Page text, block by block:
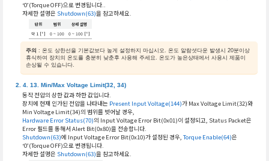
‘0’(Torque OFF)으로 변경됩니다..
자세한 설명은 Shutdown(63)을 참고하세요.
단위 범위
상세 설명
약 1 [°]
0 ~ 100 0 ~ 100 [°]
주의 : 온도 상한선을 기본값보다 높게 설정하지 마십시오. 온도 알람셧다운 발생시 20분이상
휴식하여 장치의 온도를 충분히 낮춘후 사용해 주세요. 온도가 높은상태에서 사용시 제품이
손상될 수 있습니다.
Min/Max Voltage Limit(32, 34)
동작 전압의 상한 값과 하한 값입니다.
장치에 현재 인가된 전압을 나타내는 Present Input Voltage(144)가 Max Voltage Limit(32)와
Min Voltage Limit(34)의 범위를 벗어날 경우,
Hardware Error Status(70)의 Input Voltage Error Bit(0x01)이 설정되고, Status Packet은
Error 필드를 통해서 Alert Bit(0x80)을 전송합니다.
Shutdown(63)에 Input Voltage Error Bit(0x10)가 설정된 경우, Torque Enable(64)은
‘0’(Torque OFF)으로 변경됩니다.
자세한 설명은 Shutdown(63)을 참고하세요.